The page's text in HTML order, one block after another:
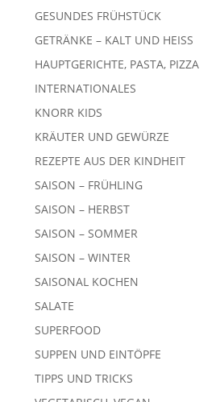
GESUNDES FRÜHSTÜCK
GETRÄNKE – KALT UND HEISS
HAUPTGERICHTE, PASTA, PIZZA
INTERNATIONALES
KNORR KIDS
KRÄUTER UND GEWÜRZE
REZEPTE AUS DER KINDHEIT
SAISON – FRÜHLING
SAISON – HERBST
SAISON – SOMMER
SAISON – WINTER
SAISONAL KOCHEN
SALATE
SUPERFOOD
SUPPEN UND EINTÖPFE
TIPPS UND TRICKS